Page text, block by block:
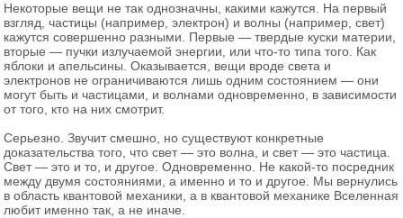
Некоторые вещи не так однозначны, какими кажутся. На первый
взгляд, частицы (например, электрон) и волны (например, свет)
кажутся совершенно разными. Первые — твердые куски материи,
вторые — пучки излучаемой энергии, или что-то типа того. Как
яблоки и апельсины. Оказывается, вещи вроде света и
электронов не ограничиваются лишь одним состоянием — они
могут быть и частицами, и волнами одновременно, в зависимости
от того, кто на них смотрит.
Серьезно. Звучит смешно, но существуют конкретные
доказательства того, что свет — это волна, и свет — это частица.
Свет — это и то, и другое. Одновременно. Не какой-то посредник
между двумя состояниями, а именно и то и другое. Мы вернулись
в область квантовой механики, а в квантовой механике Вселенная
любит именно так, а не иначе.